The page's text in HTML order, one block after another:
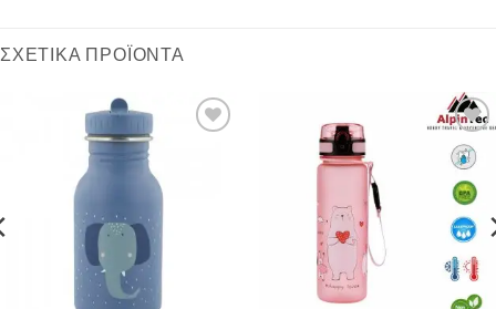
ΣΧΕΤΙΚΆ ΠΡΟΪΌΝΤΑ
Add to
wishlist